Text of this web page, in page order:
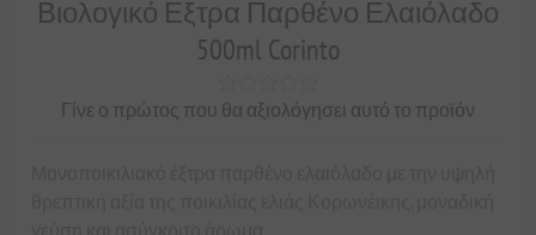
Βιολογικό Εξτρα Παρθένο Ελαιόλαδο
500ml Corinto
Γίνε ο πρώτος που θα αξιολόγησει αυτό το προϊόν